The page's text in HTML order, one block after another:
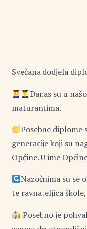
Svečana dodjela
Danas su u
maturantima.
Posebne diplome
generacije koji su
Općine. U ime
Nazočnima su se
te ravnateljica škole,
Posebno je